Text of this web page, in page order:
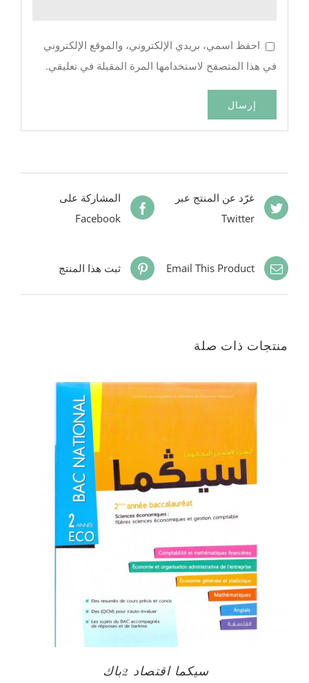
احفظ اسمي، بريدي الإلكتروني، والموقع الإلكتروني
في هذا المتصفح لاستخدامها المرة المقبلة في تعليقي.
المشاركة على
Facebook
غرّد عن المنتج عبر
Twitter
ثبت هذا المنتج Email This Product
منتجات ذات صلة
سيكما اقتصاد 2باك